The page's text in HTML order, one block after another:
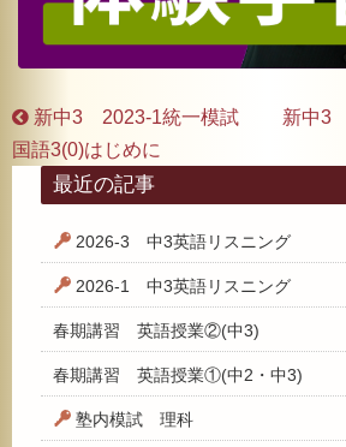
新中3 2023-1統一模試
国語3(0)はじめに
新中3
最近の記事
2026-3 中3英語リスニング
2026-1 中3英語リスニング
春期講習 英語授業②(中3)
春期講習 英語授業①(中2・中3)
塾内模試 理科